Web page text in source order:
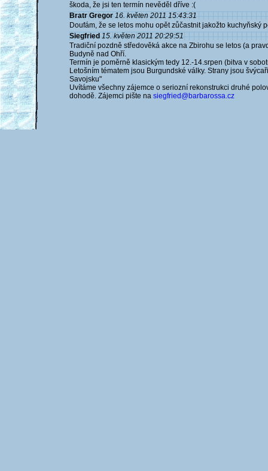
škoda, že jsi ten termín nevěděl dříve :(
Bratr Gregor 16. květen 2011 15:43:31
Doufám, že se letos mohu opět zůčastnit jakožto kuchyňský
Siegfried 15. květen 2011 20:29:51
Tradiční pozdně středověká akce na Zbirohu se letos (a
Budyně nad Ohří.
Termín je poměrně klasickým tedy 12.-14.srpen (bitva v
Letošním tématem jsou Burgundské války. Strany jsou
Savojsku"
Uvítáme všechny zájemce o seriozní rekonstrukci druhé
dohodě. Zájemci pište na siegfried@barbarossa.cz